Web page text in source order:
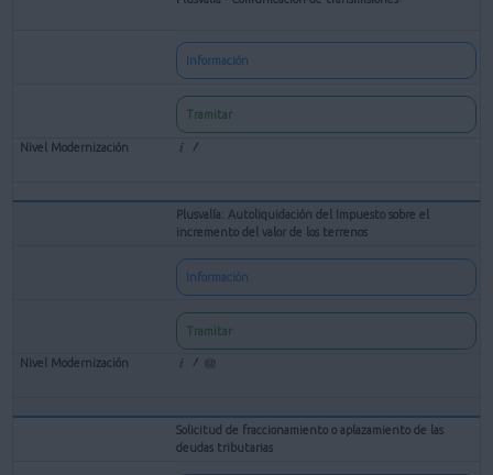
Información
Tramitar
Plusvalía: Autoliquidación del Impuesto sobre el
incremento del valor de los terrenos
Información
Tramitar
Solicitud de fraccionamiento o aplazamiento de las
deudas tributarias